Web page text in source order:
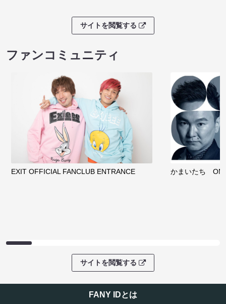
サイトを閲覧する
ファンコミュニティ
EXIT OFFICIAL FANCLUB ENTRANCE かまいたち
サイトを閲覧する
FANY IDとは